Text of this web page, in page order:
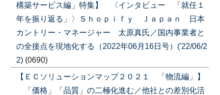
構築サービス編」特集】 〈インタビュー 「就任１
年を振り返る」〉Ｓｈｏｐｉｆｙ Ｊａｐａｎ 日本
カントリー・マネージャー 太原真氏／国内事業者と
の全接点を現地化する（2022年06月16日号）('22/06/2
2) (0690)
【ＥＣソリューションマップ２０２１ 「物流編」】
「価格」「品質」の二極化進む／他社との差別化活